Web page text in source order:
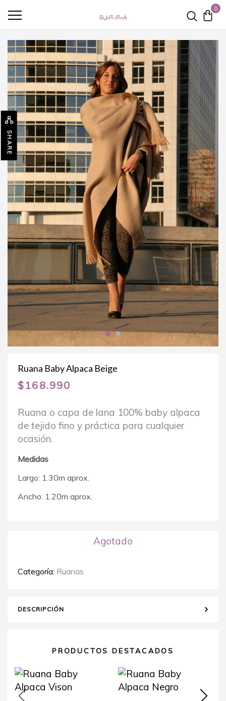
0
Ruana Baby Alpaca Beige
$168.990
Ruana o capa de lana 100% baby alpaca
de tejido fino y práctica para cualquier
ocasión.
Medidas
Largo: 1.30m aprox.
Ancho: 1.20m aprox.
Agotado
Categoría: Ruanas
DESCRIPCIÓN
PRODUCTOS DESTACADOS
SHARE